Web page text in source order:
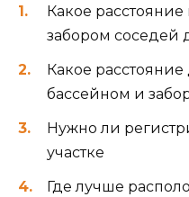
Какое
забором соседей
Какое
бассейном и
Нужно ли
участке
Где лучше